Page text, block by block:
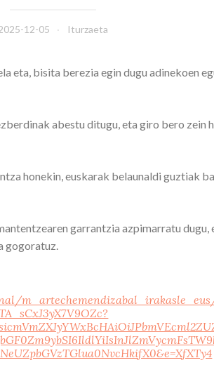
12-05 Iturzaeta
eta, bisita berezia egin dugu adinekoen
abestu ditugu, eta giro bero zein
honekin, euskarak belaunaldi guztiak
garrantzia azpimarratu dugu,
gogoratuz.